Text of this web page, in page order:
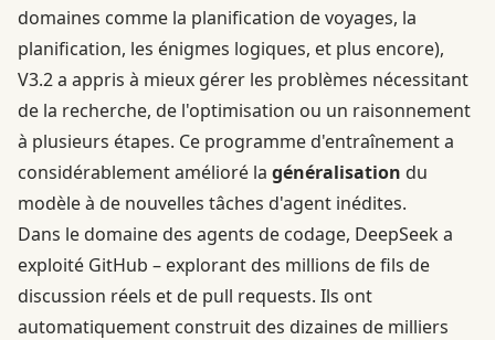
domaines comme la planification de voyages, la
planification, les énigmes logiques, et plus encore),
V3.2 a appris à mieux gérer les problèmes nécessitant
de la recherche, de l'optimisation ou un raisonnement
à plusieurs étapes. Ce programme d'entraînement a
considérablement amélioré la généralisation du
modèle à de nouvelles tâches d'agent inédites.
Dans le domaine des agents de codage, DeepSeek a
exploité GitHub – explorant des millions de fils de
discussion réels et de pull requests. Ils ont
automatiquement construit des dizaines de milliers